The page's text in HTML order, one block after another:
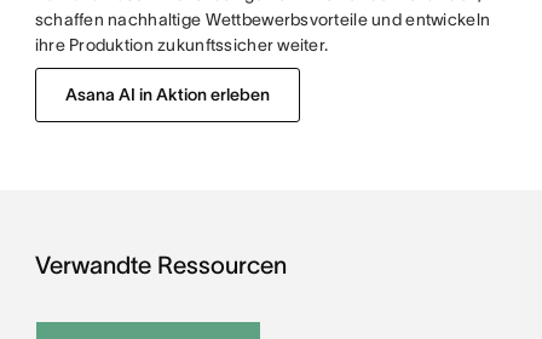
schaffen nachhaltige Wettbewerbsvorteile und entwickeln
ihre Produktion zukunftssicher weiter.
Asana AI in Aktion erleben
Verwandte Ressourcen